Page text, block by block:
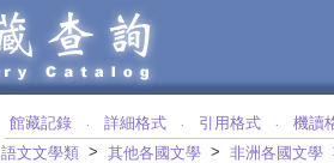
館藏記錄 ‧ 詳細格式 ‧ 引用格式 ‧
機讀
語文文學類 > 其他各國文學 > 非洲各國文學